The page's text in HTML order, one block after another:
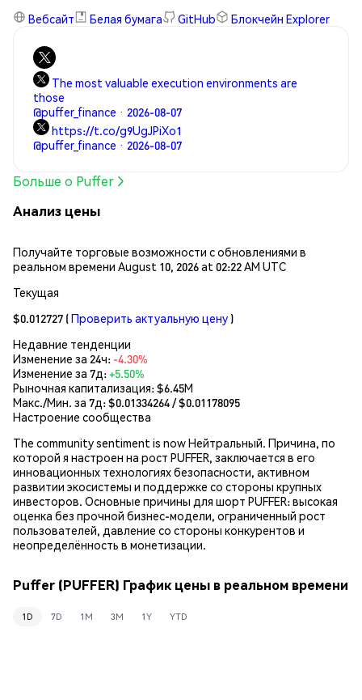
Вебсайт Белая бумага GitHub Блокчейн Explorer
The most valuable execution environments are
those
@puffer_finance · 2026-08-07
https://t.co/g9UgJPiXo1
@puffer_finance · 2026-08-07
Больше о Puffer
Анализ цены
Получайте торговые возможности с обновлениями в
реальном времени August 10, 2026 at 02:22 AM UTC
Текущая
$0.012727 (Проверить актуальную цену )
Недавние тенденции
Изменение за 24ч: -4.30%
Изменение за 7д:+5.50%
Рыночная капитализация:$6.45M
Макс./Мин. за 7д: $0.01334264/ $0.01178095
Настроение сообщества
The community sentiment is now Нейтральный. Причина, по
которой я настроен на рост PUFFER, заключается в его
инновационных технологиях безопасности, активном
развитии экосистемы и поддержке со стороны крупных
инвесторов. Основные причины для шорт PUFFER: высокая
оценка без прочной бизнес-модели, ограниченный рост
пользователей, давление со стороны конкурентов и
неопределённость в монетизации.
Puffer (PUFFER) График цены в реальном времени
1D 7D 1M 3M 1Y YTD